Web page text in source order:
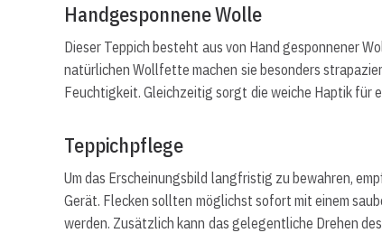
Handgesponnene Wolle
Dieser Teppich besteht aus von Hand gesponnener
natürlichen Wollfette machen sie besonders
Feuchtigkeit. Gleichzeitig sorgt die weiche Haptik für
Teppichpflege
Um das Erscheinungsbild langfristig zu bewahren,
Gerät. Flecken sollten möglichst sofort mit einem
werden. Zusätzlich kann das gelegentliche Drehen